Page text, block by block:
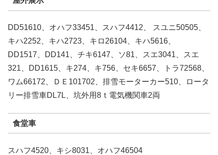
DD51610、オハフ33451、スハフ4412、 スユニ50505、
キハ2252、キハ2723、キロ26104、キハ5616、
DD1517、DD141、チキ6147、ソ81、スエ3041、スエ
321、DD1615、キ274、キ756、セキ6657、トラ72568、
ワム66172、ＤＥ101702、排雪モーターカー510、ロータ
リー排雪車DL7L、坑外用8ｔ電気機関車2両
食堂車
スハフ4520、キシ8031、オハフ46504